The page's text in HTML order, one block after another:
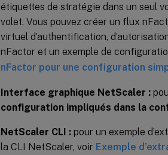
étiquettes de stratégie dans un seul
volet. Vous pouvez créer un flux
virtuel d’authentification,
nFactor et un exemple de
nFactor pour une configuration
Interface graphique NetScaler :
configuration impliqués dans la
NetScaler CLI : pour un exemple
la CLI NetScaler, voir Exemple